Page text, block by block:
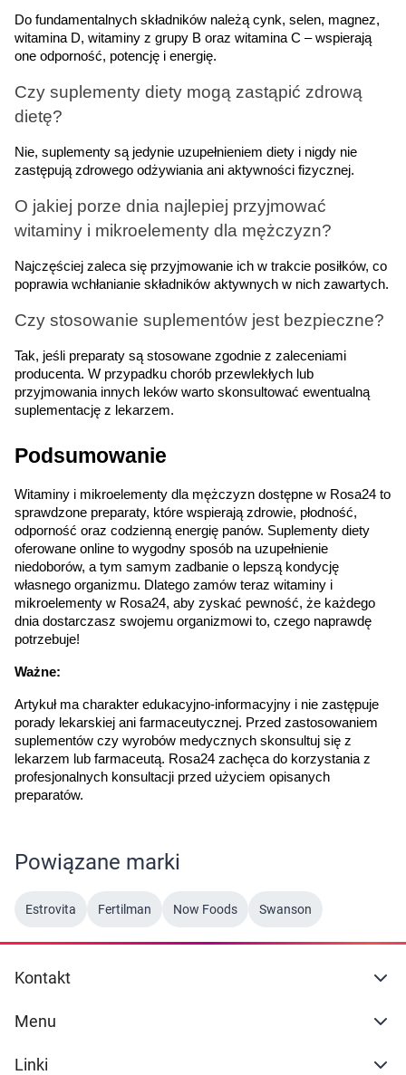
Do fundamentalnych składników należą cynk, selen, magnez,
witamina D, witaminy z grupy B oraz witamina C – wspierają
one odporność, potencję i energię.
Czy suplementy diety mogą zastąpić zdrową
dietę?
Nie, suplementy są jedynie uzupełnieniem diety i nigdy nie
zastępują zdrowego odżywiania ani aktywności fizycznej.
O jakiej porze dnia najlepiej przyjmować
witaminy i mikroelementy dla mężczyzn?
Najczęściej zaleca się przyjmowanie ich w trakcie posiłków, co
poprawia wchłanianie składników aktywnych w nich zawartych.
Czy stosowanie suplementów jest bezpieczne?
Tak, jeśli preparaty są stosowane zgodnie z zaleceniami
producenta. W przypadku chorób przewlekłych lub
przyjmowania innych leków warto skonsultować ewentualną
suplementację z lekarzem.
Podsumowanie
Witaminy i mikroelementy dla mężczyzn dostępne w Rosa24 to
sprawdzone preparaty, które wspierają zdrowie, płodność,
odporność oraz codzienną energię panów. Suplementy diety
oferowane online to wygodny sposób na uzupełnienie
niedoborów, a tym samym zadbanie o lepszą kondycję
własnego organizmu. Dlatego zamów teraz witaminy i
mikroelementy w Rosa24, aby zyskać pewność, że każdego
dnia dostarczasz swojemu organizmowi to, czego naprawdę
potrzebuje!
Ważne:
Artykuł ma charakter edukacyjno-informacyjny i nie zastępuje
porady lekarskiej ani farmaceutycznej. Przed zastosowaniem
suplementów czy wyrobów medycznych skonsultuj się z
lekarzem lub farmaceutą. Rosa24 zachęca do korzystania z
profesjonalnych konsultacji przed użyciem opisanych
preparatów.
Powiązane marki
Estrovita Fertilman Now Foods Swanson
Kontakt
Menu
Linki